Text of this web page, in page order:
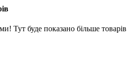
Тут буде показано більше товарів